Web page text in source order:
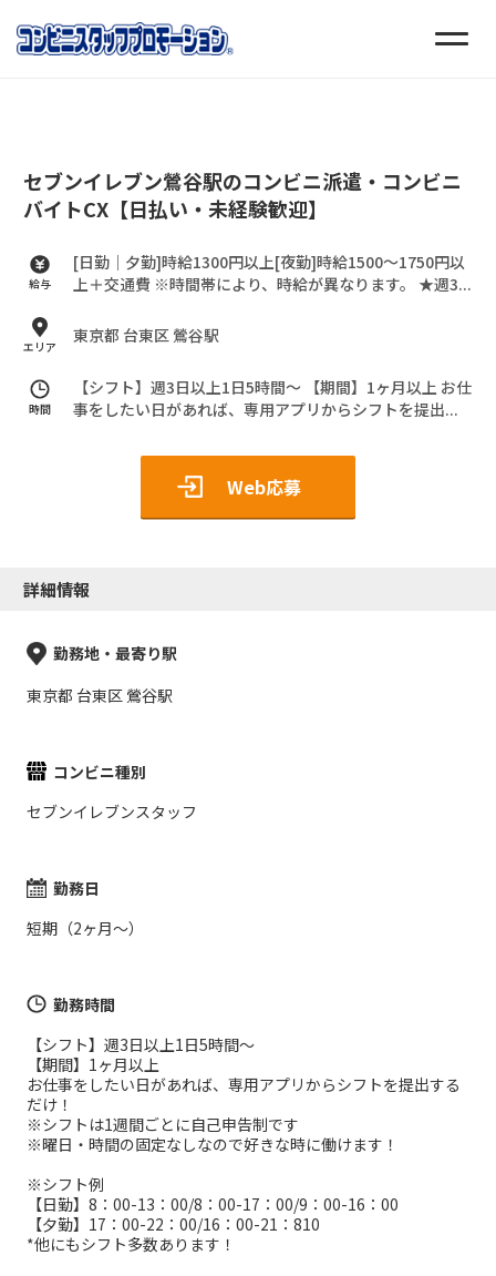
セブンイレブン鶯谷駅のコンビニ派遣・コンビニ
バイトCX【日払い・未経験歓迎】
給与
[日勤｜夕勤]時給1300円以上[夜勤]時給1500～1750円以
上＋交通費 ※時間帯により、時給が異なります。 ★週3...
エリア 東京都 台東区 鶯谷駅
時間
【シフト】週3日以上1日5時間～ 【期間】1ヶ月以上 お仕
事をしたい日があれば、専用アプリからシフトを提出...
Web応募
詳細情報
勤務地・最寄り駅
東京都 台東区 鶯谷駅
コンビニ種別
セブンイレブンスタッフ
勤務日
短期（2ヶ月～）
勤務時間
【シフト】週3日以上1日5時間～
【期間】1ヶ月以上
お仕事をしたい日があれば、専用アプリからシフトを提出する
だけ！
※シフトは1週間ごとに自己申告制です
※曜日・時間の固定なしなので好きな時に働けます！
※シフト例
【日勤】8：00-13：00/8：00-17：00/9：00-16：00
【夕勤】17：00-22：00/16：00-21：810
*他にもシフト多数あります！